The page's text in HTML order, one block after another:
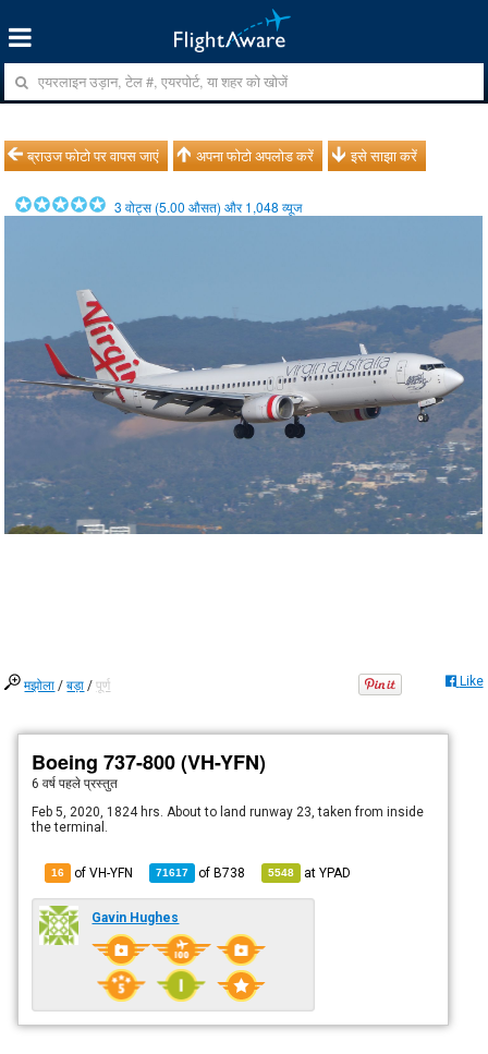
ब्राउज फोटो पर वापस जाएं अपना फोटो अपलोड करें इसे साझा करें
3 वोट्स (5.00 औसत) और1,048 व्यूज
मझोला /बड़ा /पूर्ण Like
Boeing 737-800 (VH-YFN)
6 वर्ष पहले प्रस्तुत
Feb 5, 2020, 1824 hrs. About to land runway 23, taken from inside
the terminal.
16 of VH-YFN 71617 ofB738 5548 atYPAD
Gavin Hughes